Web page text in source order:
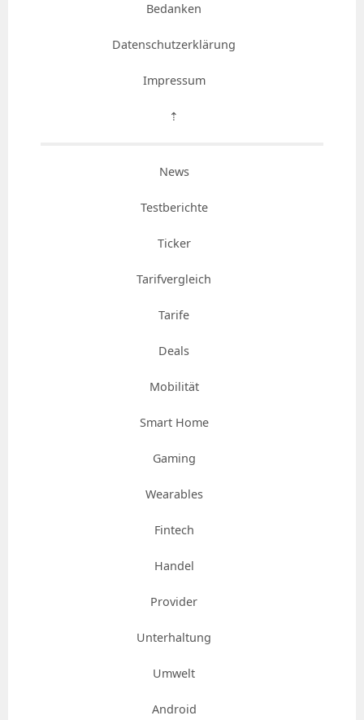
Bedanken
Datenschutzerklärung
Impressum
⇡
News
Testberichte
Ticker
Tarifvergleich
Tarife
Deals
Mobilität
Smart Home
Gaming
Wearables
Fintech
Handel
Provider
Unterhaltung
Umwelt
Android